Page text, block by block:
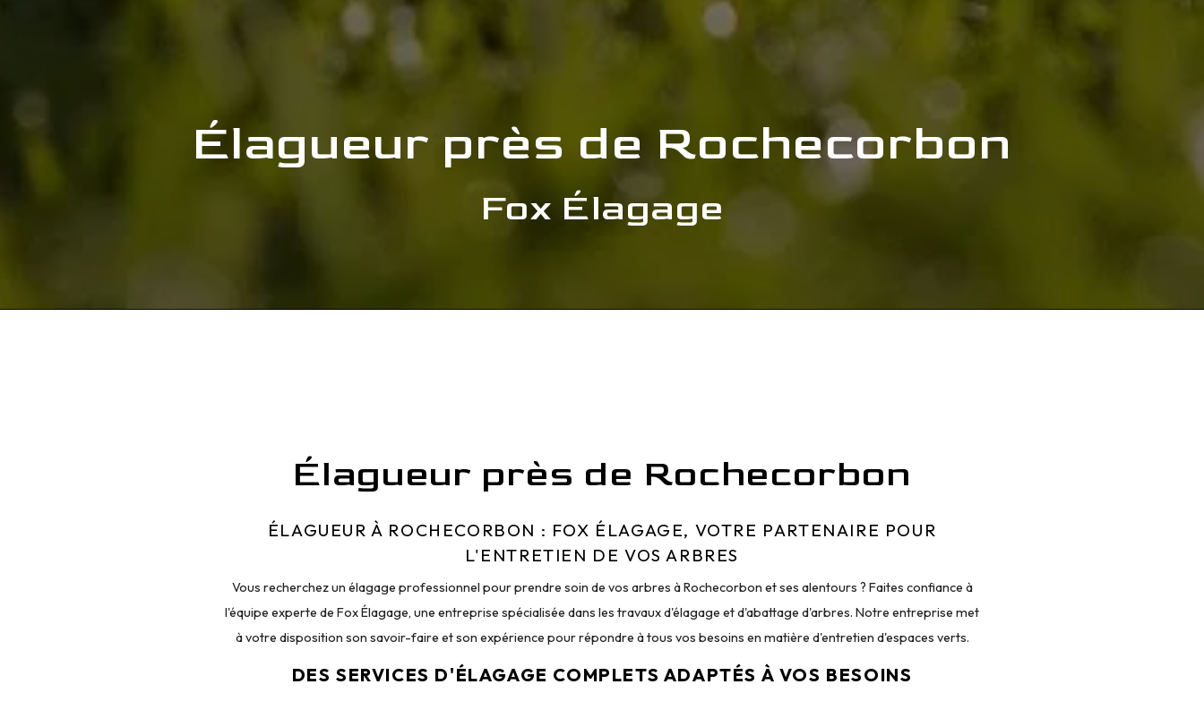
Élagueur près de Rochecorbon
Fox Élagage
Élagueur près de Rochecorbon
ÉLAGUEUR À ROCHECORBON : FOX ÉLAGAGE, VOTRE PARTENAIRE POUR
L'ENTRETIEN DE VOS ARBRES
Vous recherchez un élagage professionnel pour prendre soin de vos arbres à Rochecorbon et ses alentours ? Faites confiance à
l'équipe experte de Fox Élagage, une entreprise spécialisée dans les travaux d'élagage et d'abattage d'arbres. Notre entreprise met
à votre disposition son savoir-faire et son expérience pour répondre à tous vos besoins en matière d'entretien d'espaces verts.
DES SERVICES D'ÉLAGAGE COMPLETS ADAPTÉS À VOS BESOINS